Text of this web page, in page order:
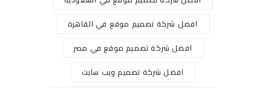
افضل شركة تصميم موقع في القاهرة
افضل شركة تصميم موقع في مصر
افضل شركة تصميم ويب سايت